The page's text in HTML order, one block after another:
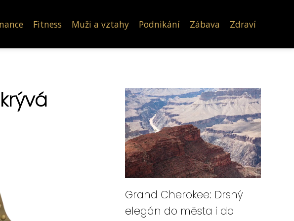
Fitness Muži a vztahy Podnikání Zábava Zdraví
Grand Cherokee: Drsný
elegán do města i do